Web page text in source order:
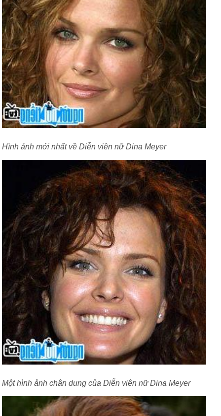
Hình ảnh mới nhất về Diễn viên nữ Dina Meyer
Một hình ảnh chân dung của Diễn viên nữ Dina Meyer